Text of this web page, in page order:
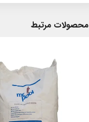
محصولات مرتبط